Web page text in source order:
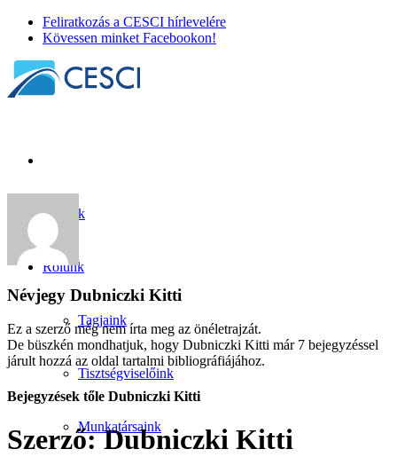
Feliratkozás a CESCI hírlevelére
Kövessen minket Facebookon!
Híreink
Rólunk
Tagjaink
Tisztségviselőink
Munkatársaink
Névjegy Dubniczki Kitti
Ez a szerző még nem írta meg az önéletrajzát.
De büszkén mondhatjuk, hogy Dubniczki Kitti már 7 bejegyzéssel
járult hozzá az oldal tartalmi bibliográfiájához.
Bejegyzések tőle Dubniczki Kitti
Szerző:Dubniczki Kitti